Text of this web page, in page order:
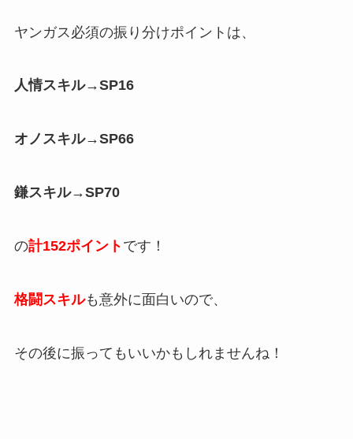
ヤンガス必須の振り分けポイントは、
人情スキル→SP16
オノスキル→SP66
鎌スキル→SP70
の計152ポイント です！
格闘スキルも意外に面白いので、
その後に振ってもいいかもしれませんね！